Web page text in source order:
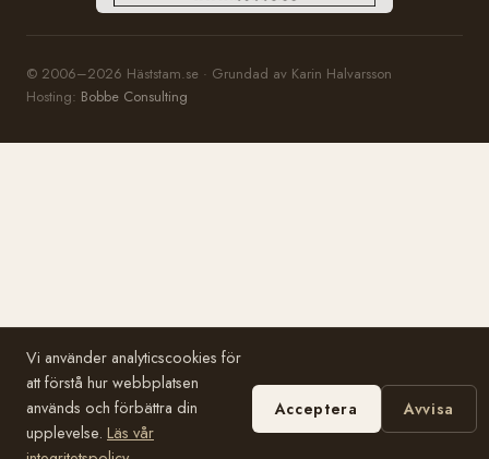
© 2006–2026 Häststam.se · Grundad av Karin Halvarsson
Hosting: Bobbe Consulting
Vi använder analyticscookies för
att förstå hur webbplatsen
används och förbättra din
upplevelse. Läs vår
Acceptera Avvisa